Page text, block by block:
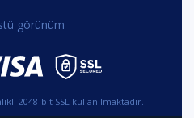
görünüm
2048-bit SSL kullanılmaktadır.